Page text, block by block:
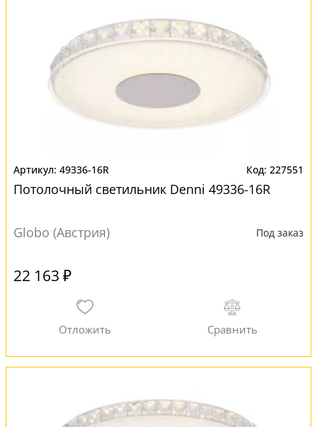
49336-16R 227551
Потолочный светильник Denni 49336-16R
Globo (Австрия) Под заказ
22 163 ₽